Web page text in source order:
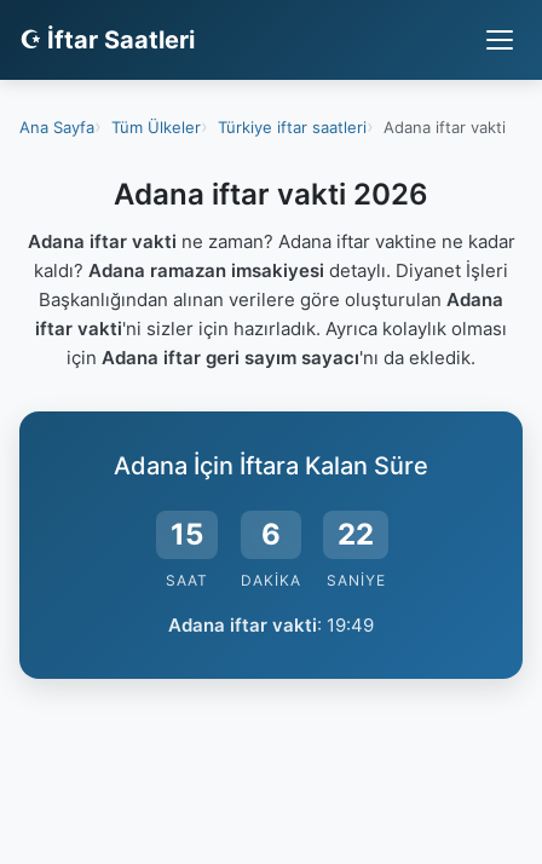
☪ İftar Saatleri
Ana Sayfa Tüm Ülkeler Türkiye iftar saatleri Adana iftar vakti
Adana iftar vakti 2026
Adana iftar vakti ne zaman? Adana iftar vaktine ne kadar
kaldı? Adana ramazan imsakiyesi detaylı. Diyanet İşleri
Başkanlığından alınan verilere göre oluşturulan Adana
iftar vakti'ni sizler için hazırladık. Ayrıca kolaylık olması
için Adana iftar geri sayım sayacı'nı da ekledik.
Adana İçin İftara Kalan Süre
15
SAAT
6
DAKIKA
21
SANIYE
Adana iftar vakti: 19:49